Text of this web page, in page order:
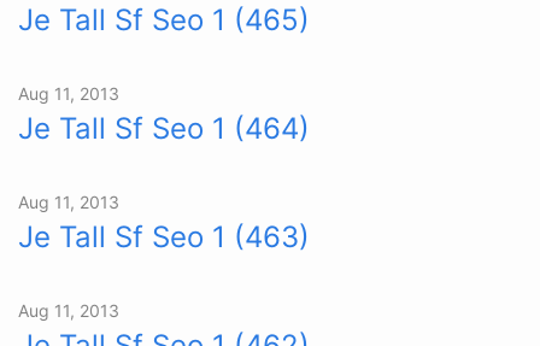
Je Tall Sf Seo 1 (465)
Aug 11, 2013
Je Tall Sf Seo 1 (464)
Aug 11, 2013
Je Tall Sf Seo 1 (463)
Aug 11, 2013